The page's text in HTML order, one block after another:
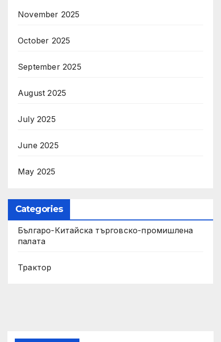
November 2025
October 2025
September 2025
August 2025
July 2025
June 2025
May 2025
Categories
Българо-Китайска търговско-промишлена
палата
Трактор